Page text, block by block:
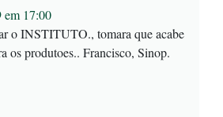
em 17:00
o INSTITUTO., tomara que acabe
os produtoes.. Francisco, Sinop.